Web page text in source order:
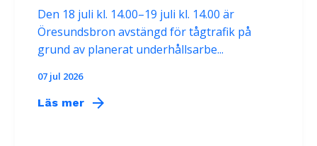
Den 18 juli kl. 14.00–19 juli kl. 14.00 är
Öresundsbron avstängd för tågtrafik på
grund av planerat underhållsarbe...
07 jul 2026
Läs mer arrow_forward